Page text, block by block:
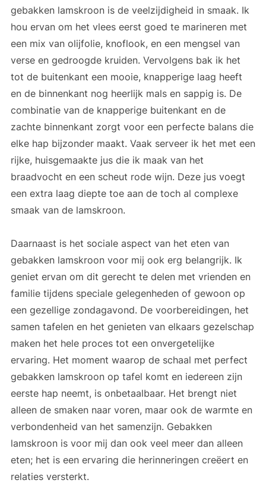
gebakken lamskroon is de veelzijdigheid in smaak. Ik
hou ervan om het vlees eerst goed te marineren met
een mix van olijfolie, knoflook, en een mengsel van
verse en gedroogde kruiden. Vervolgens bak ik het
tot de buitenkant een mooie, knapperige laag heeft
en de binnenkant nog heerlijk mals en sappig is. De
combinatie van de knapperige buitenkant en de
zachte binnenkant zorgt voor een perfecte balans die
elke hap bijzonder maakt. Vaak serveer ik het met een
rijke, huisgemaakte jus die ik maak van het
braadvocht en een scheut rode wijn. Deze jus voegt
een extra laag diepte toe aan de toch al complexe
smaak van de lamskroon.
Daarnaast is het sociale aspect van het eten van
gebakken lamskroon voor mij ook erg belangrijk. Ik
geniet ervan om dit gerecht te delen met vrienden en
familie tijdens speciale gelegenheden of gewoon op
een gezellige zondagavond. De voorbereidingen, het
samen tafelen en het genieten van elkaars gezelschap
maken het hele proces tot een onvergetelijke
ervaring. Het moment waarop de schaal met perfect
gebakken lamskroon op tafel komt en iedereen zijn
eerste hap neemt, is onbetaalbaar. Het brengt niet
alleen de smaken naar voren, maar ook de warmte en
verbondenheid van het samenzijn. Gebakken
lamskroon is voor mij dan ook veel meer dan alleen
eten; het is een ervaring die herinneringen creëert en
relaties versterkt.